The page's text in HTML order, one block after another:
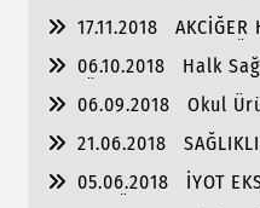
17.11.2018
AKCİĞER
KOAHLI HASTALAR
DİKKATLİ OLMALIDIR!
06.10.2018
Halk
06.09.2018
Okul
Standartlara Uygun
21.06.2018
05.06.2018
İYOT